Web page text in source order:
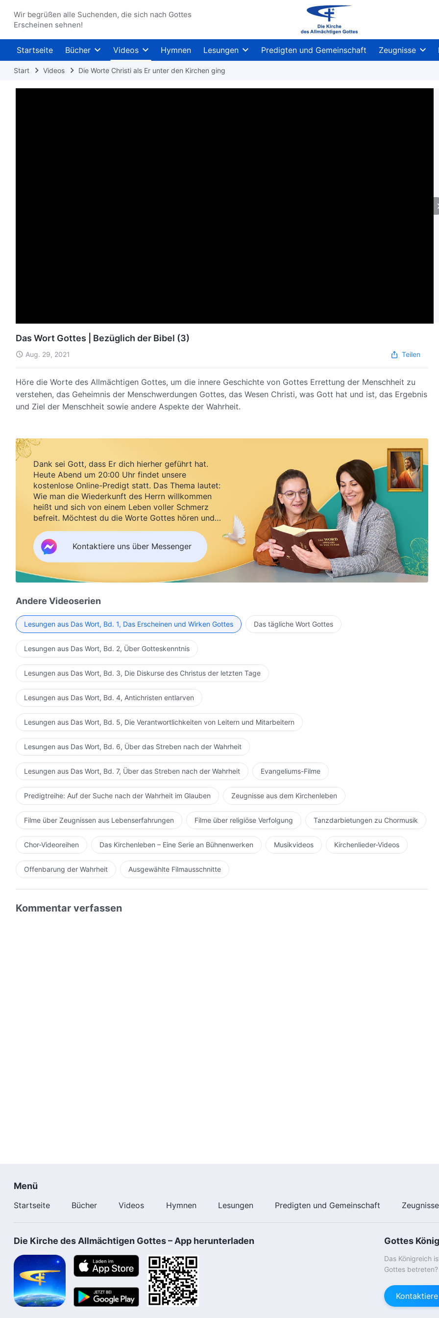
Wir begrüßen alle Suchenden, die sich nach Gottes
Erscheinen sehnen!
Startseite Bücher Videos Hymnen Lesungen Predigten und Gemeinschaft Zeugnisse
Start Videos Die Worte Christi als Er unter den Kirchen ging
Das Wort Gottes | Bezüglich der Bibel (3)
Aug. 29, 2021 Teilen
Höre die Worte des Allmächtigen Gottes, um die innere Geschichte von Gottes Errettung der Menschheit zu
verstehen, das Geheimnis der Menschwerdungen Gottes, das Wesen Christi, was Gott hat und ist, das Ergebnis
und Ziel der Menschheit sowie andere Aspekte der Wahrheit.
Dank sei Gott, dass Er dich hierher geführt hat.
Heute Abend um 20:00 Uhr findet unsere
kostenlose Online-Predigt statt. Das Thema lautet:
Wie man die Wiederkunft des Herrn willkommen
heißt und sich von einem Leben voller Schmerz
befreit. Möchtest du die Worte Gottes hören und
Kontaktiere uns über Messenger
Andere Videoserien
Lesungen aus Das Wort, Bd. 1, Das Erscheinen und Wirken Gottes Das tägliche Wort Gottes
Lesungen aus Das Wort, Bd. 2, Über Gotteskenntnis
Lesungen aus Das Wort, Bd. 3, Die Diskurse des Christus der letzten Tage
Lesungen aus Das Wort, Bd. 4, Antichristen entlarven
Lesungen aus Das Wort, Bd. 5, Die Verantwortlichkeiten von Leitern und Mitarbeitern
Lesungen aus Das Wort, Bd. 6, Über das Streben nach der Wahrheit
Lesungen aus Das Wort, Bd. 7, Über das Streben nach der Wahrheit Evangeliums-Filme
Predigtreihe: Auf der Suche nach der Wahrheit im Glauben Zeugnisse aus dem Kirchenleben
Filme über Zeugnissen aus Lebenserfahrungen Filme über religiöse Verfolgung Tanzdarbietungen zu Chormusik
Chor-Videoreihen Das Kirchenleben – Eine Serie an Bühnenwerken Musikvideos Kirchenlieder-Videos
Offenbarung der Wahrheit Ausgewählte Filmausschnitte
Kommentar verfassen
Menü
Startseite Bücher Videos Hymnen Lesungen Predigten und Gemeinschaft Zeugnisse
Die Kirche des Allmächtigen Gottes – App herunterladen Gottes
Das Königreich
Gottes betreten?